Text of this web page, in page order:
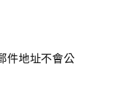
件地址不會公